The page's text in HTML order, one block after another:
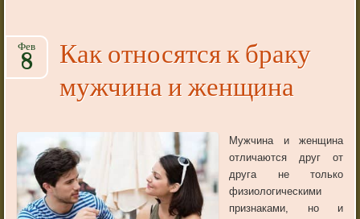
Как относятся к браку
мужчина и женщина
Фев
8
Мужчина и женщина
отличаются друг от
друга не только
физиологическими
признаками, но и